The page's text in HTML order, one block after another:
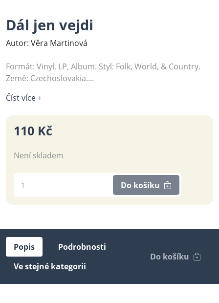
Dál jen vejdi
Autor: Věra Martinová
Formát: Vinyl, LP, Album. Styl: Folk, World, & Country.
Země: Czechoslovakia....
Číst více +
110 Kč
Není skladem
Do košíku
Popis
Podrobnosti
Ve stejné kategorii
Do košíku